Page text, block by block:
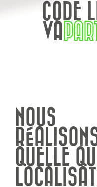
CODE
VA
NOUS
QUELLE